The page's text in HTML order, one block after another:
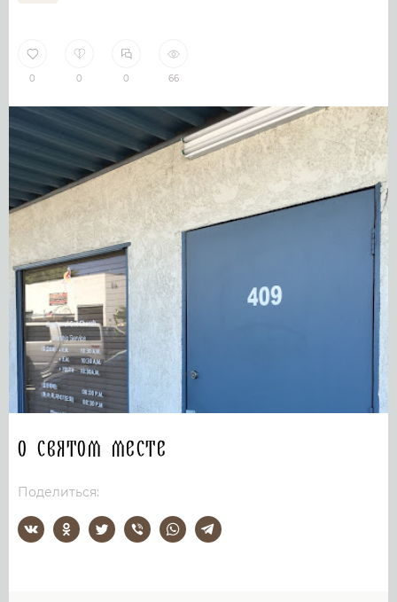
0 0 0 66
О святом месте
Поделиться: